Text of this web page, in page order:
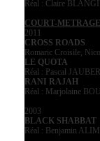
Réal : Claire
COURT-METRAGE
2011
CROSS ROADS
Romaric Croisile,
LE QUOTA
Réal : Pascal
RANI RAJAH
Réal : Marjolaine
2003
BLACK SHABBAT
Réal : Benjamin